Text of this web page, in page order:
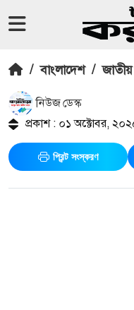
/ বাংলাদেশ / জাতীয়
নিউজ ডেস্ক
প্রকাশ : ০১ অক্টোবর,
প্রিন্ট সংস্করণ